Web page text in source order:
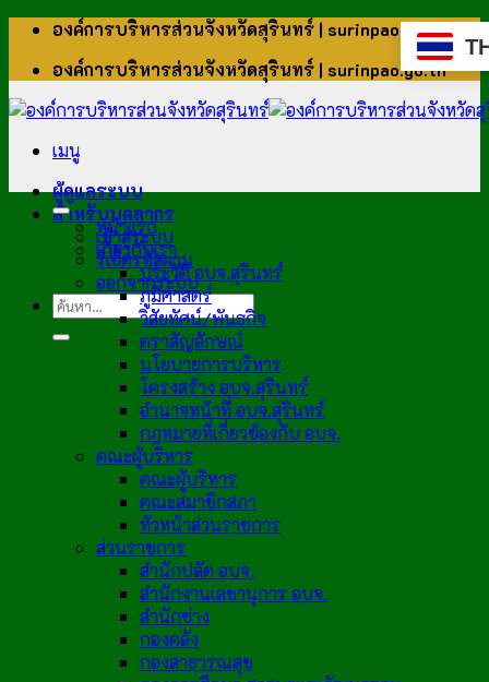
ข้าม
เนื้อหา
องค์การบริหารส่วนจังหวัดสุรินทร์ | surinpao.go.th
องค์การบริหารส่วนจังหวัดสุรินทร์ | surinpao.go.th
เมนู
ผู้ดูแลระบบ
สำหรับบุคลากร
เข้าสู่ระบบ
รีเซ็ตรหัสผ่าน
ออกจากระบบ
หน้าแรก
เกี่ยวกับเรา
ประวัติ อบจ.สุรินทร์
ภูมิศาสตร์
วิสัยทัศน์/พันธกิจ
ตราสัญลักษณ์
นโยบายการบริหาร
โครงสร้าง อบจ.สุรินทร์
อำนาจหน้าที่ อบจ.สุรินทร์
กฎหมายที่เกี่ยวข้องกับ อบจ.
คณะผู้บริหาร
คณะผู้บริหาร
คณะสมาชิกสภา
หัวหน้าส่วนราชการ
ส่วนราชการ
สำนักปลัด อบจ.
สำนักงานเลขานุการ อบจ.
สำนักช่าง
กองคลัง
กองสาธารณสุข